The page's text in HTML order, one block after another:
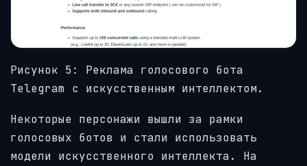
Рисунок 5: Реклама голосового бота
Telegram с искусственным интеллектом.
Некоторые персонажи вышли за рамки
голосовых ботов и стали использовать
модели искусственного интеллекта. На